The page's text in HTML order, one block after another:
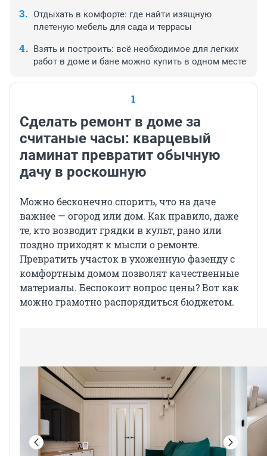
Отдыхать в комфорте: где найти изящную
плетеную мебель для сада и террасы
Взять и построить: всё необходимое для легких
работ в доме и бане можно купить в одном месте
1
Сделать ремонт в доме за
считаные часы: кварцевый
ламинат превратит обычную
дачу в роскошную
Можно бесконечно спорить, что на даче
важнее — огород или дом. Как правило, даже
те, кто возводит грядки в культ, рано или
поздно приходят к мысли о ремонте.
Превратить участок в ухоженную фазенду с
комфортным домом позволят качественные
материалы. Беспокоит вопрос цены? Вот как
можно грамотно распорядиться бюджетом.